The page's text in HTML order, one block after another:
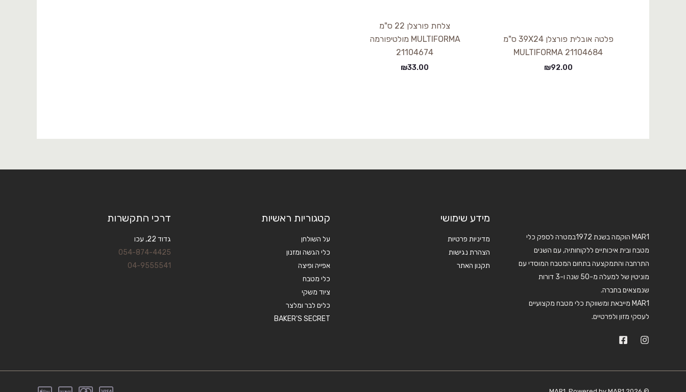
פלטה אובלית פורצלן 39X24 ס"מ
MULTIFORMA 21104684
₪92.00
צלחת פורצלן 22 ס"מ
MULTIFORMA מולטיפורמה
21104674
₪33.00
MAR1 הוקמה בשנת 1972במטרה לספק כלי
מטבח ובית איכותיים ללקוחותיה, עם השנים
התרחבה והתמקצעה בתחום המטבח המוסדי עם
מוניטין של למעלה מ-50 שנה ו-3 דורות
שנמצאים בחברה.
MAR1 מייבאת ומשווקת כלי מטבח מקצועיים
לעסקי מזון ולפרטיים.
מידע שימושי
מדיניות פרטיות
הצהרת נגישות
תקנון האתר
קטגוריות ראשיות
על השולחן
כלי הגשה ומזנון
אפייה ופיצה
כלי מטבח
ציוד משקי
כלים לבר ומלצר
BAKER'S SECRET
דרכי התקשרות
גדוד 22, עכו
054-874-4425
04-9555541